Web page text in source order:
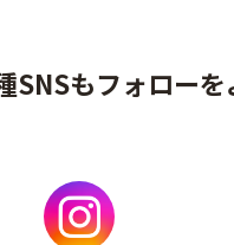
SNSもフォロー